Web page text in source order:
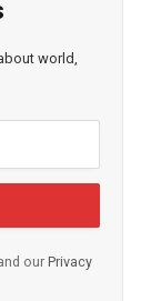
world,
our Privacy